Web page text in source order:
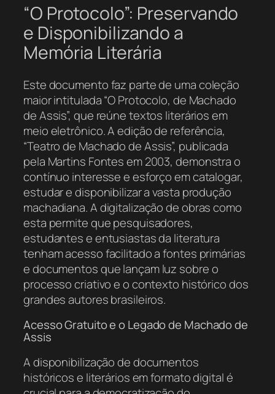
“O Protocolo”: Preservando
e Disponibilizando a
Memória Literária
Este documento faz parte de uma coleção
maior intitulada “O Protocolo, de Machado
de Assis”, que reúne textos literários em
meio eletrônico. A edição de referência,
“Teatro de Machado de Assis”, publicada
pela Martins Fontes em 2003, demonstra o
contínuo interesse e esforço em catalogar,
estudar e disponibilizar a vasta produção
machadiana. A digitalização de obras como
esta permite que pesquisadores,
estudantes e entusiastas da literatura
tenham acesso facilitado a fontes primárias
e documentos que lançam luz sobre o
processo criativo e o contexto histórico dos
grandes autores brasileiros.
Acesso Gratuito e o Legado de Machado de
Assis
A disponibilização de documentos
históricos e literários em formato digital é